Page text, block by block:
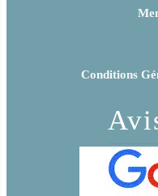
Conditions